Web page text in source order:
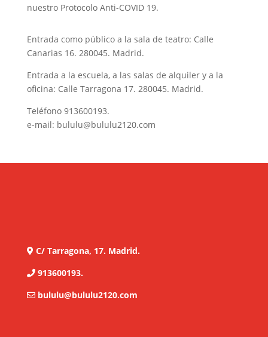
nuestro Protocolo Anti-COVID 19.
Entrada como público a la sala de teatro: Calle
Canarias 16. 280045. Madrid.
Entrada a la escuela, a las salas de alquiler y a la
oficina: Calle Tarragona 17. 280045. Madrid.
Teléfono 913600193.
e-mail: bululu@bululu2120.com
C/ Tarragona, 17. Madrid.
913600193.
bululu@bululu2120.com